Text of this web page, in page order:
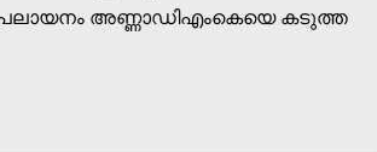
പലായനം അണ്ണാഡിഎംകെയെ കടുത്ത